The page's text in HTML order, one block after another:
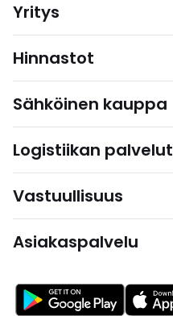
Yritys
Hinnastot
Sähköinen kauppa
Logistiikan palvelut
Vastuullisuus
Asiakaspalvelu